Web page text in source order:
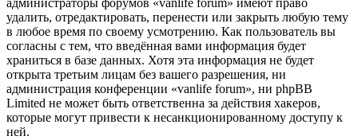
администраторы форумов «vanlife forum» имеют право
удалить, отредактировать, перенести или закрыть любую тему
в любое время по своему усмотрению. Как пользователь вы
согласны с тем, что введённая вами информация будет
храниться в базе данных. Хотя эта информация не будет
открыта третьим лицам без вашего разрешения, ни
администрация конференции «vanlife forum», ни phpBB
Limited не может быть ответственна за действия хакеров,
которые могут привести к несанкционированному доступу к
ней.